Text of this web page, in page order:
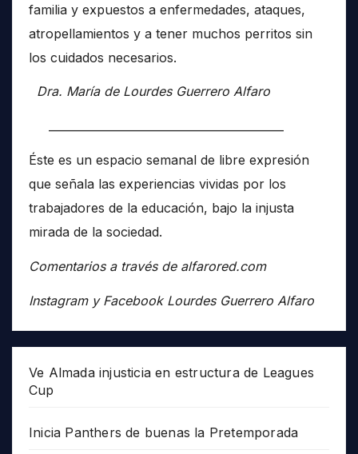
familia y expuestos a enfermedades, ataques,
atropellamientos y a tener muchos perritos sin
los cuidados necesarios.
Dra. María de Lourdes Guerrero Alfaro
Éste es un espacio semanal de libre expresión
que señala las experiencias vividas por los
trabajadores de la educación, bajo la injusta
mirada de la sociedad.
Comentarios a través de alfarored.com
Instagram y Facebook Lourdes Guerrero Alfaro
Ve Almada injusticia en estructura de Leagues
Cup
Inicia Panthers de buenas la Pretemporada